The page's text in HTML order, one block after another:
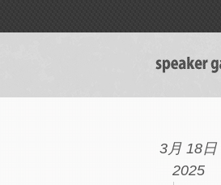
3月 18日
2025